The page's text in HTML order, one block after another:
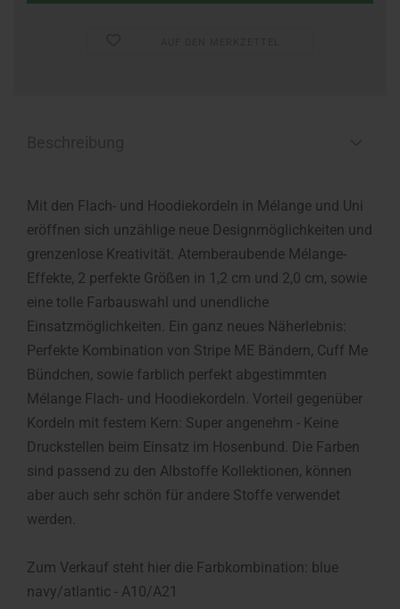
Mit den Flach- und Hoodiekordeln in Mélange und Uni
eröffnen sich unzählige neue Designmöglichkeiten und
grenzenlose Kreativität. Atemberaubende Mélange-
Effekte, 2 perfekte Größen in 1,2 cm und 2,0 cm, sowie
eine tolle Farbauswahl und unendliche
Einsatzmöglichkeiten. Ein ganz neues Näherlebnis:
Perfekte Kombination von Stripe ME Bändern, Cuff Me
Bündchen, sowie farblich perfekt abgestimmten
Mélange Flach- und Hoodiekordeln. Vorteil gegenüber
Kordeln mit festem Kern: Super angenehm - Keine
Druckstellen beim Einsatz im Hosenbund. Die Farben
sind passend zu den Albstoffe Kollektionen, können
aber auch sehr schön für andere Stoffe verwendet
werden.
Zum Verkauf steht hier die Farbkombination: blue
navy/atlantic - A10/A21